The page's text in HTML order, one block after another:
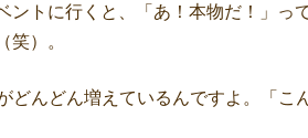
ントに行くと、「あ！本物だ！」っ
笑）。
んどん増えているんですよ。「こ